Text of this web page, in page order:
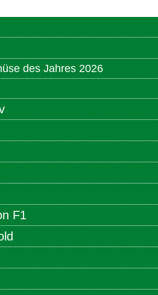
des Jahres 2026
F1